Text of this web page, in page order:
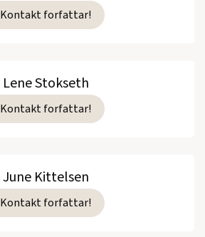
Kontakt forfattar!
Lene Stokseth
Kontakt forfattar!
June Kittelsen
Kontakt forfattar!